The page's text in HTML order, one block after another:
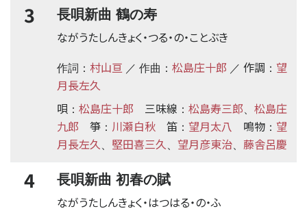
3 長唄新曲 鶴の寿
ながうたしんきょく・つる・の・ことぶき
作詞： 村山亘 ／ 作曲： 松島庄十郎 ／ 作調 ： 望
月長左久
唄 ： 松島庄十郎 三味線 ： 松島寿三郎
松島庄
九郎
箏 ： 川瀬白秋 笛 ： 望月太八 鳴物 ： 望
月長左久
堅田喜三久 望月彦東治 藤舎呂慶
4 長唄新曲 初春の賦
ながうたしんきょく・はつはる・の・ふ